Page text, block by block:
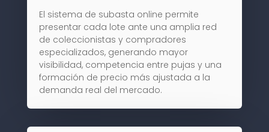
El sistema de subasta online permite
presentar cada lote ante una amplia red
de coleccionistas y compradores
especializados, generando mayor
visibilidad, competencia entre pujas y una
formación de precio más ajustada a la
demanda real del mercado.